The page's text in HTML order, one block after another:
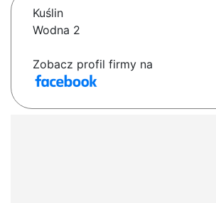
Kuślin
Wodna 2
Zobacz profil firmy na